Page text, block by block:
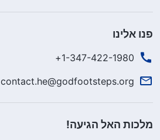
פנו אלינו
1-347-422-1980+
contact.he@godfootsteps.org
מלכות האל הגיעה!